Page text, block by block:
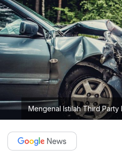
Mengenal Istilah Third Party